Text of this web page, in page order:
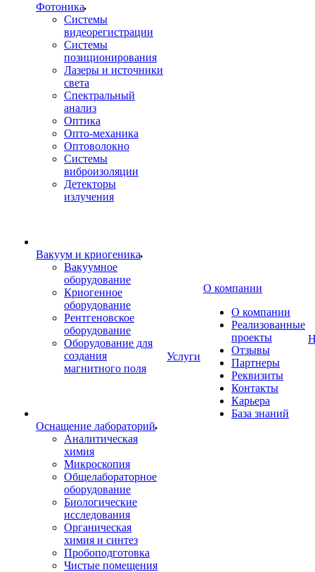
Фотоника
Cистемы
видеорегистрации
Системы
позиционирования
Лазеры и источники
света
Спектральный
анализ
Оптика
Опто-механика
Оптоволокно
Системы
виброизоляции
Детекторы
излучения
Вакуум и криогеника
Вакуумное
оборудование
Криогенное
оборудование
Рентгеновское
оборудование
Оборудование для
создания
магнитного поля
Оснащение лабораторий
Аналитическая
химия
Микроскопия
Общелабораторное
оборудование
Биологические
исследования
Органическая
химия и синтез
Пробоподготовка
Чистые помещения
Услуги
О компании
О компании
Реализованные
проекты
Отзывы
Партнеры
Реквизиты
Контакты
Карьера
База знаний